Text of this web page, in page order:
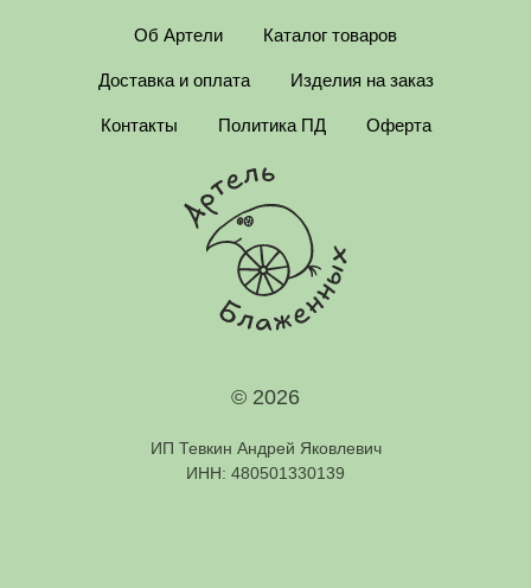
Об Артели Каталог товаров
Доставка и оплата Изделия на заказ
Контакты Политика ПД Оферта
© 2026
ИП Тевкин Андрей Яковлевич
ИНН: 480501330139